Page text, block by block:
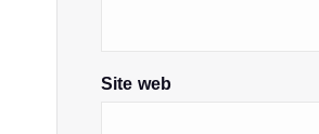
Site web